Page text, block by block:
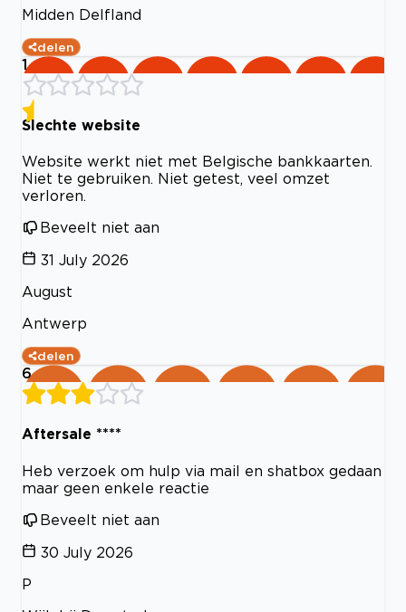
Midden Delfland
delen
1
Slechte website
Website werkt niet met Belgische bankkaarten.
Niet te gebruiken. Niet getest, veel omzet
verloren.
Beveelt niet aan
31 July 2026
August
Antwerp
delen
6
Aftersale ****
Heb verzoek om hulp via mail en shatbox gedaan
maar geen enkele reactie
Beveelt niet aan
30 July 2026
P